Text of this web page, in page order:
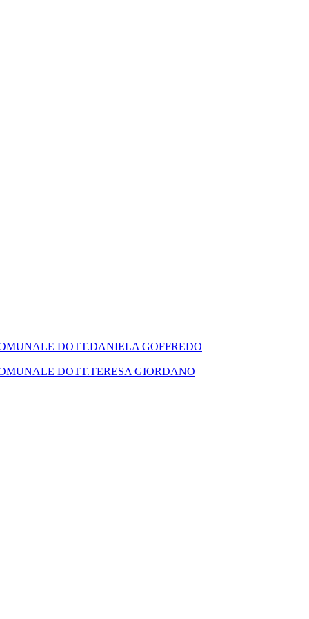
DOTT.DANIELA GOFFREDO
DOTT.TERESA GIORDANO